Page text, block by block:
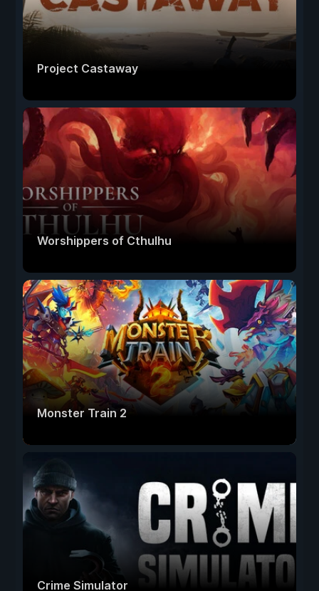
Project Castaway
Worshippers of Cthulhu
Monster Train 2
Crime Simulator